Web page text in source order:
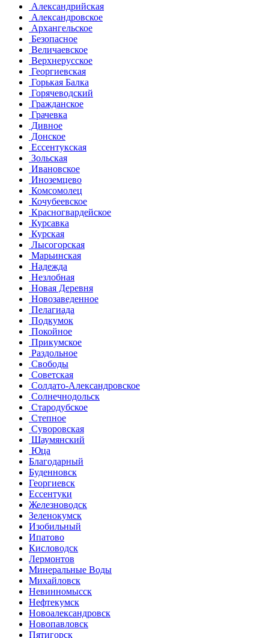
Александрийская
Александровское
Архангельское
Безопасное
Величаевское
Верхнерусское
Георгиевская
Горькая Балка
Горячеводский
Гражданское
Грачевка
Дивное
Донское
Ессентукская
Зольская
Ивановское
Иноземцево
Комсомолец
Кочубеевское
Красногвардейское
Курсавка
Курская
Лысогорская
Марьинская
Надежда
Незлобная
Новая Деревня
Новозаведенное
Пелагиада
Подкумок
Покойное
Прикумское
Раздольное
Свободы
Советская
Солдато-Александровское
Солнечнодольск
Стародубское
Степное
Суворовская
Шаумянский
Юца
Благодарный
Буденновск
Георгиевск
Ессентуки
Железноводск
Зеленокумск
Изобильный
Ипатово
Кисловодск
Лермонтов
Минеральные Воды
Михайловск
Невинномысск
Нефтекумск
Новоалександровск
Новопавловск
Пятигорск